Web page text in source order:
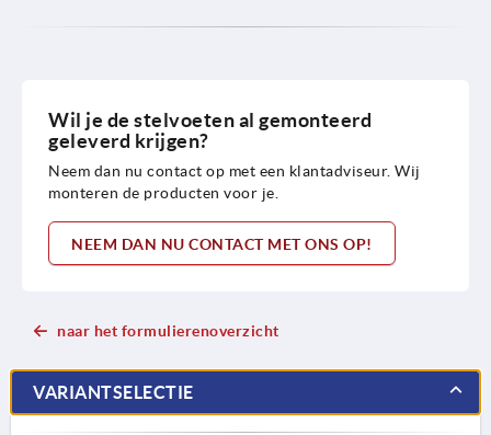
Wil je de stelvoeten al gemonteerd
geleverd krijgen?
Neem dan nu contact op met een klantadviseur. Wij
monteren de producten voor je.
NEEM DAN NU CONTACT MET ONS OP!
naar het formulierenoverzicht
VARIANTSELECTIE